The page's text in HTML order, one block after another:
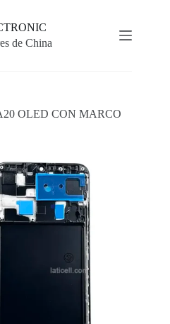
de China
OLED CON MARCO